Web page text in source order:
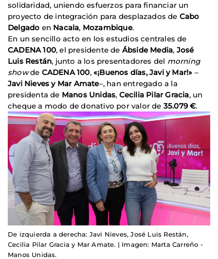
solidaridad, uniendo esfuerzos para financiar un
proyecto de integración para desplazados de Cabo
Delgado en Nacala, Mozambique.
En un sencillo acto en los estudios centrales de
CADENA 100, el presidente de Ábside Media, José
Luis Restán, junto a los presentadores del morning
showde CADENA 100,«¡Buenos días, Javi y Mar!» –
Javi Nieves y Mar Amate–, han entregado a la
presidenta de Manos Unidas, Cecilia Pilar Gracia, un
cheque a modo de donativo por valor de 35.079 €.
De izquierda a derecha: Javi Nieves, José Luis Restán,
Cecilia Pilar Gracia y Mar Amate. | Imagen: Marta Carreño -
Manos Unidas.